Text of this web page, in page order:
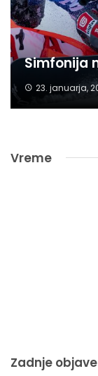
Simfonija
23. januarja,
Vreme
Zadnje objave